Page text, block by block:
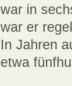
war in
war er
In Jahren
etwa